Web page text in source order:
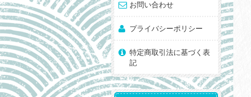
お問い合わせ
プライバシーポリシー
特定商取引法に基づく表
記